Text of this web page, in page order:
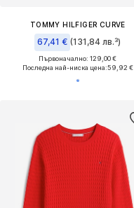
TOMMY HILFIGER CURVE
67,41 € (131,84 лв.³)
Първоначално: 129,00 €
Последна най-ниска цена:59,92 €